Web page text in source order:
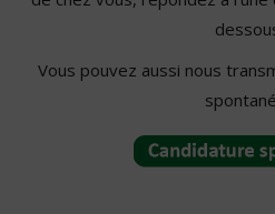
Vous pouvez aussi nous